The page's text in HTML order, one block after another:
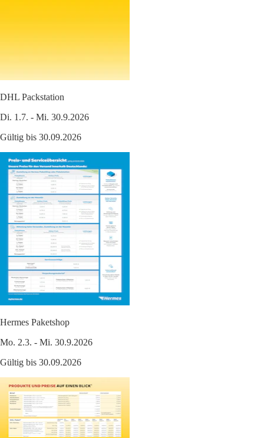
DHL Packstation
Di. 1.7. - Mi. 30.9.2026
Gültig bis 30.09.2026
Hermes Paketshop
Mo. 2.3. - Mi. 30.9.2026
Gültig bis 30.09.2026